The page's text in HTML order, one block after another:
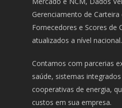
Gerenciamento de Carteira
Fornecedores e Scores de
atualizados a nível nacional.
Contamos com parcerias
saúde, sistemas
cooperativas de energia,
custos em sua empresa.